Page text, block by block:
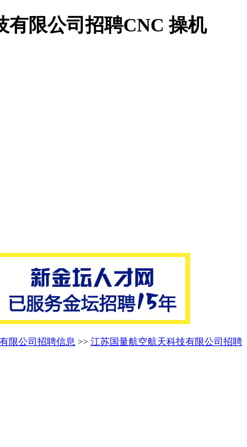
有限公司招聘CNC 操机
限公司招聘信息 >> 江苏国量航空航天科技有限公司招聘